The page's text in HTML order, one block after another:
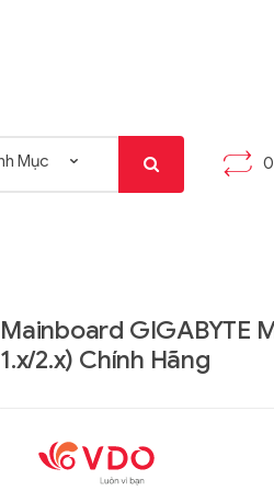
0
Mainboard GIGABYTE
1.x/2.x) Chính Hãng
Tab X8